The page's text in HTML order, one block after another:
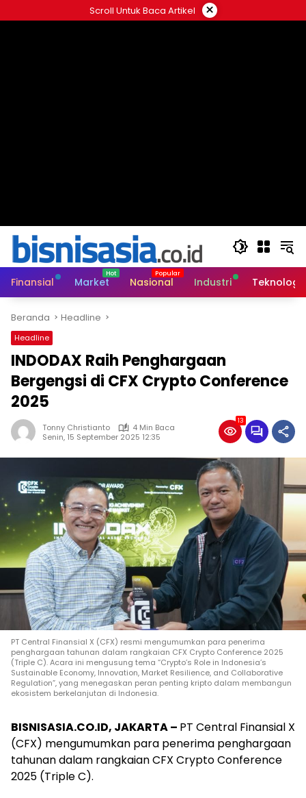
ke
Scroll Untuk Baca Artikel ×
Finansial Market Nasional Industri Teknologi
Beranda Headline
Headline
INDODAX Raih Penghargaan
Bergengsi di CFX Crypto Conference
2025
Tonny Christianto
4 Min Baca
Senin, 15 September 2025 12:35
13
PT Central Finansial X (CFX) resmi mengumumkan para penerima
penghargaan tahunan dalam rangkaian CFX Crypto Conference 2025
(Triple C). Acara ini mengusung tema “Crypto’s Role in Indonesia’s
Sustainable Economy, Innovation, Market Resilience, and Collaborative
Regulation”, yang menegaskan peran penting kripto dalam membangun
ekosistem berkelanjutan di Indonesia.
BISNISASIA.CO.ID, JAKARTA – PT Central Finansial X
(CFX) mengumumkan para penerima penghargaan
tahunan dalam rangkaian CFX Crypto Conference
2025 (Triple C).